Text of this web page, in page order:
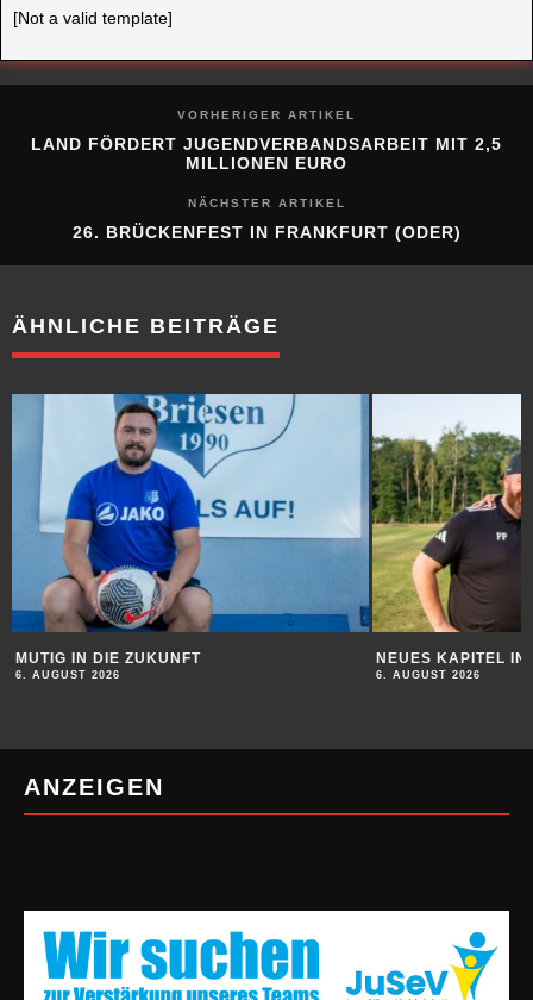
[Not a valid template]
VORHERIGER ARTIKEL
LAND FÖRDERT JUGENDVERBANDSARBEIT MIT 2,5
MILLIONEN EURO
NÄCHSTER ARTIKEL
26. BRÜCKENFEST IN FRANKFURT (ODER)
ÄHNLICHE BEITRÄGE
MUTIG IN DIE ZUKUNFT
6. AUGUST 2026
NEUES KAPITEL IN
6. AUGUST 2026
ANZEIGEN